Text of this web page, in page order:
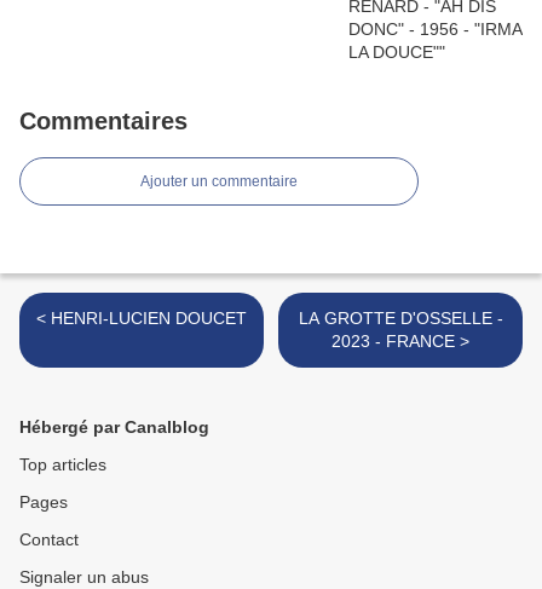
Commentaires
Ajouter un commentaire
< HENRI-LUCIEN DOUCET
LA GROTTE D'OSSELLE -
2023 - FRANCE >
Hébergé par Canalblog
Top articles
Pages
Contact
Signaler un abus